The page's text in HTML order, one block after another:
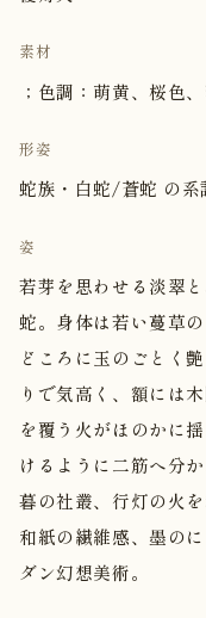
素材
；色調：萌黄、桜色
形姿
蛇族・白蛇/蒼蛇 の系
姿
若芽を思わせる淡翠
蛇。身体は若い蔓草
どころに玉のごとく
りで気高く、額には
を覆う火がほのかに
けるように二筋へ分
暮の社叢、行灯の火
和紙の繊維感、墨の
ダン幻想美術。